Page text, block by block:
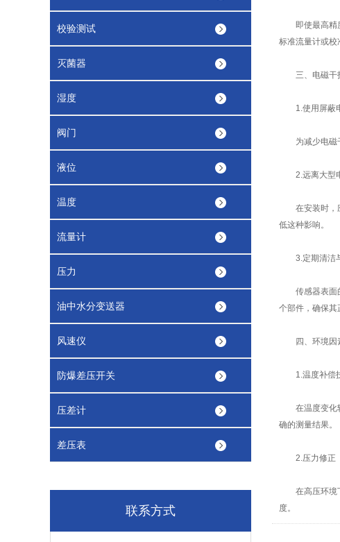
校验测试
灭菌器
湿度
阀门
液位
温度
流量计
压力
油中水分变送器
风速仪
防爆差压开关
压差计
差压表
联系方式
即使最高精度
标准流量计或校
三、电磁干
1.使用屏蔽
为减少电磁干
2.远离大型
在安装时，应
低这种影响。
3.定期清洁
传感器表面的
个部件，确保其
四、环境因
1.温度补偿
在温度变化较
确的测量结果。
2.压力修正
在高压环境下
度。